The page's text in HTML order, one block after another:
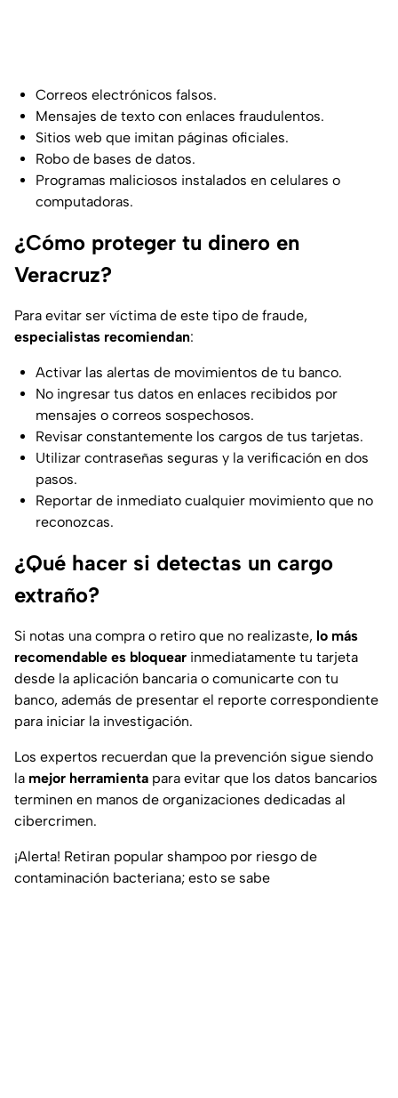
Correos electrónicos falsos.
Mensajes de texto con enlaces fraudulentos.
Sitios web que imitan páginas oficiales.
Robo de bases de datos.
Programas maliciosos instalados en celulares o
computadoras.
¿Cómo proteger tu dinero en
Veracruz?
Para evitar ser víctima de este tipo de fraude,
especialistas recomiendan:
Activar las alertas de movimientos de tu banco.
No ingresar tus datos en enlaces recibidos por
mensajes o correos sospechosos.
Revisar constantemente los cargos de tus tarjetas.
Utilizar contraseñas seguras y la verificación en dos
pasos.
Reportar de inmediato cualquier movimiento que no
reconozcas.
¿Qué hacer si detectas un cargo
extraño?
Si notas una compra o retiro que no realizaste, lo más
recomendable es bloquear inmediatamente tu tarjeta
desde la aplicación bancaria o comunicarte con tu
banco, además de presentar el reporte correspondiente
para iniciar la investigación.
Los expertos recuerdan que la prevención sigue siendo
la mejor herramienta para evitar que los datos bancarios
terminen en manos de organizaciones dedicadas al
cibercrimen.
¡Alerta! Retiran popular shampoo por riesgo de
contaminación bacteriana; esto se sabe